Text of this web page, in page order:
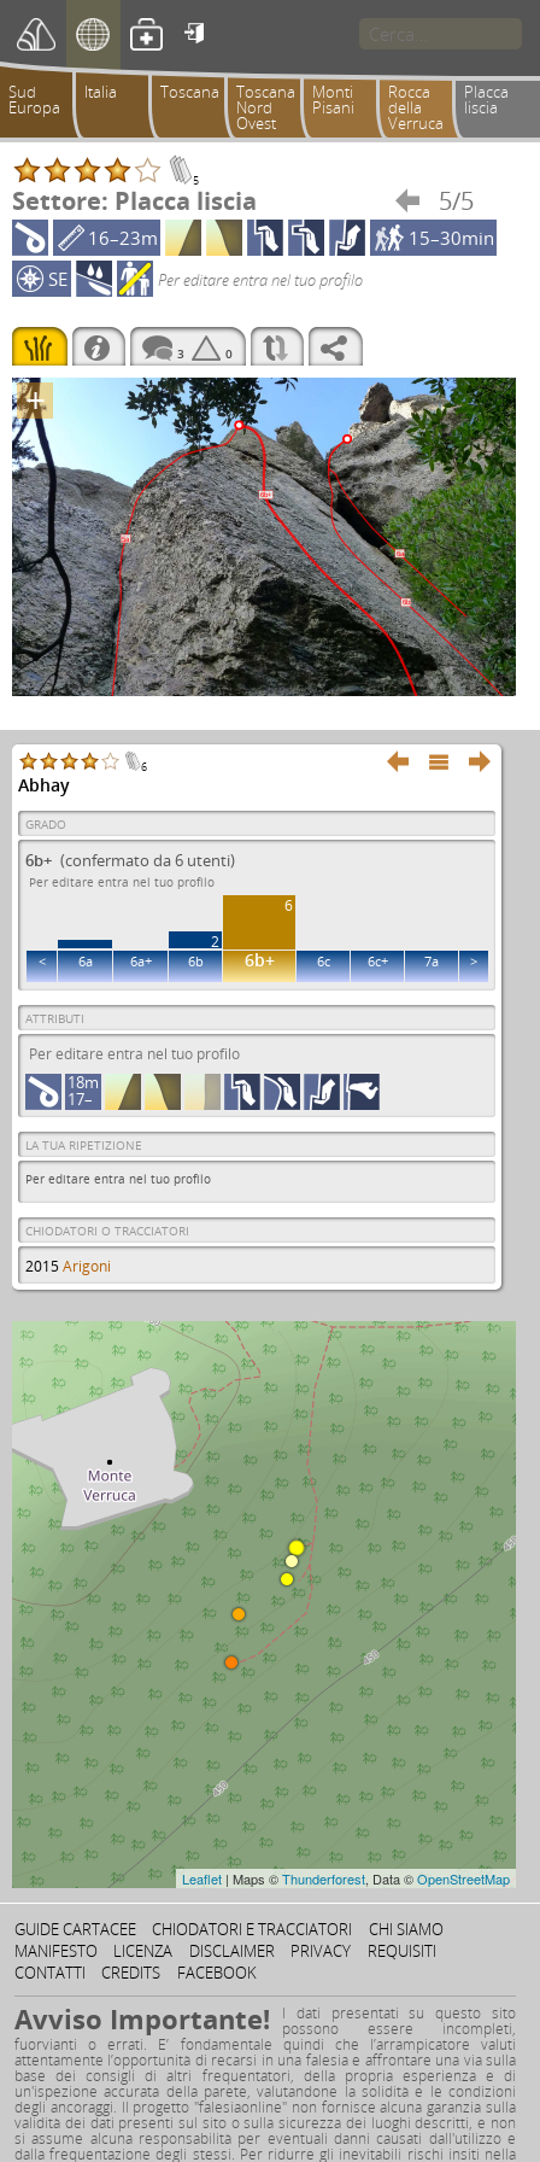

Sud
Europa
Italia Toscana Toscana
Nord
Ovest
Monti
Pisani
Rocca
della
Verruca
Placca
liscia
5
Settore: Placca liscia  5/5
16–23m
15–30min
SE
Per editare entra nel tuo profilo
3 0
+
5a
6b+
6b
6a
Leaflet | Maps ©Thunderforest, Data ©OpenStreetMap
  
6
Abhay
GRADO
6b+ (confermato da 6 utenti)
Per editare entra nel tuo profilo
2
6
< 6a 6a+ 6b 6b+ 6c 6c+ 7a >
ATTRIBUTI
Per editare entra nel tuo profilo
18m
17–
LA TUA RIPETIZIONE
Per editare entra nel tuo profilo
CHIODATORI O TRACCIATORI
2015Arigoni
GUIDE CARTACEE CHIODATORI E TRACCIATORI
CHI SIAMO
MANIFESTO
LICENZA DISCLAIMER PRIVACY
REQUISITI
CONTATTI
CREDITS FACEBOOK
Avviso Importante! I dati presentati su questo sito
possono essere incompleti,
fuorvianti o errati. E’ fondamentale quindi che l’arrampicatore valuti
attentamente l’opportunità di recarsi in una falesia e affrontare una via sulla
base dei consigli di altri frequentatori, della propria esperienza e di
un'ispezione accurata della parete, valutandone la solidità e le condizioni
degli ancoraggi. Il progetto "falesiaonline" non fornisce alcuna garanzia sulla
validità dei dati presenti sul sito o sulla sicurezza dei luoghi descritti, e non
si assume alcuna responsabilità per eventuali danni causati dall'utilizzo e
dalla frequentazione degli stessi. Per ridurre gli inevitabili rischi insiti nella